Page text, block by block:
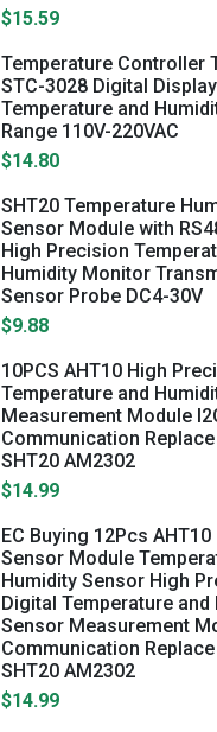
$15.59
Temperature Controller
STC-3028 Digital
Temperature and
Range 110V-220VAC
$14.80
SHT20 Temperature
Sensor Module with
High Precision
Humidity Monitor
Sensor Probe DC4-30V
$9.88
10PCS AHT10 High
Temperature and
Measurement Module
Communication Replace
SHT20 AM2302
$14.99
EC Buying 12Pcs
Sensor Module
Humidity Sensor High
Digital Temperature and
Sensor Measurement
Communication Replace
SHT20 AM2302
$14.99